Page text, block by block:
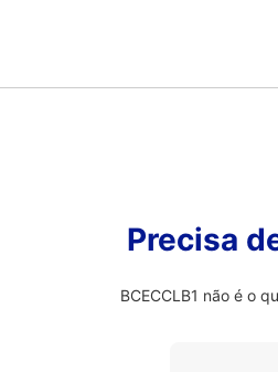
Precisa
BCECCLB1 não é o